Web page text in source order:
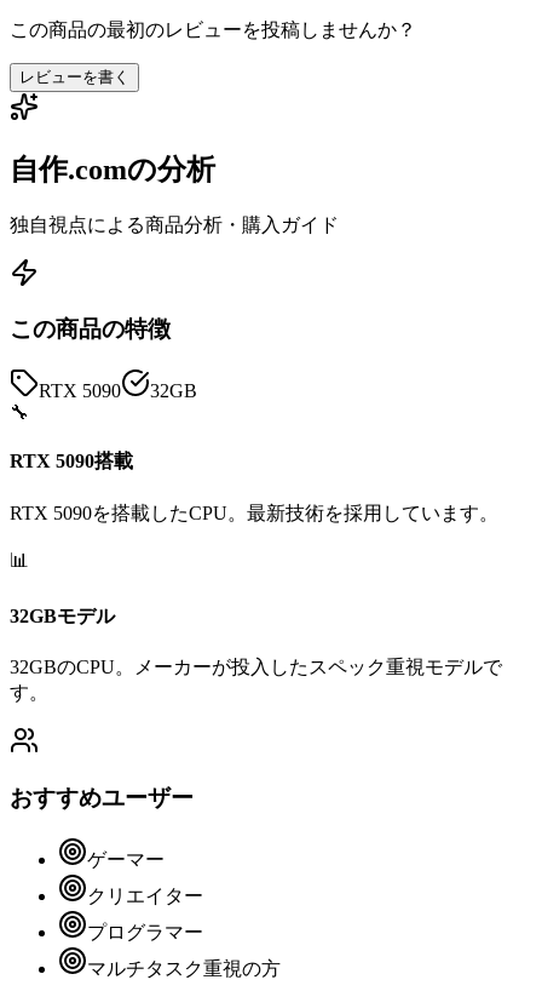
この商品の最初のレビューを投稿しませんか？
レビューを書く
自作.comの分析
独自視点による商品分析・購入ガイド
この商品の特徴
RTX 5090
32GB
🔧
RTX 5090搭載
RTX 5090を搭載したCPU。最新技術を採用しています。
📊
32GBモデル
32GBのCPU。メーカーが投入したスペック重視モデルで
す。
おすすめユーザー
ゲーマー
クリエイター
プログラマー
マルチタスク重視の方